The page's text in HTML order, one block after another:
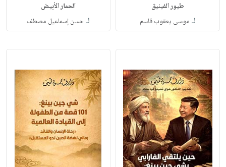
طيور الفينيق
لـ موسى يعقوب قاسم
الحمار الأبيض
لـحسن إسماعيل مصطف